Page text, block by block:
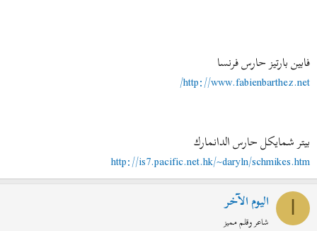
فابين بارتيز حارس فرنسا
http://www.fabienbarthez.net/
بيتر شمايكل حارس الدانمارك
http://is7.pacific.net.hk/~daryln/schmikes.htm
اليوم الآخر
شاعر وقلم مميز